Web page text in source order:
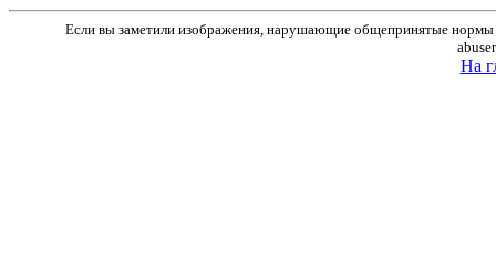
Если вы заметили изображения, нарушающие общепринятые нормы
На